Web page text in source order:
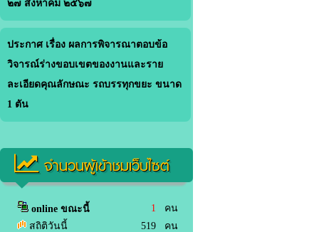
๒๗ สิงหาคม ๒๕๖๗
ประกาศ เรื่อง ผลการพิจารณาตอบข้อ
วิจารณ์ร่างขอบเขตของงานและราย
ละเอียดคุณลักษณะ รถบรรทุกขยะ ขนาด
1 ตัน
จำนวนผู้เข้าชมเว็บไซต์
online ขณะนี้ 1 คน
สถิติวันนี้
519 คน